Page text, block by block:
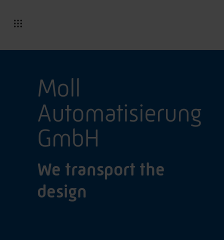
Moll
Automatisierung
GmbH
We transport the
design